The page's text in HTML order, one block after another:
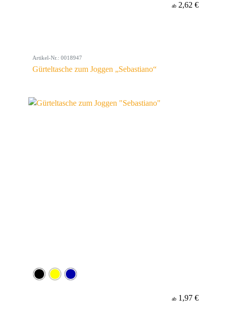
ab 2,62 €
Artikel-Nr.: 0018947
Gürteltasche zum Joggen „Sebastiano“
ab 1,97 €